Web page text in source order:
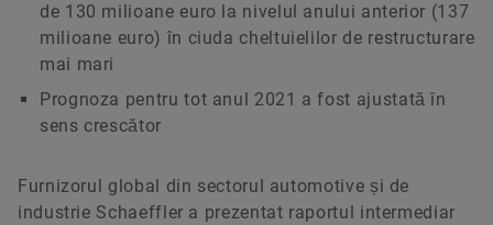
de 130 milioane euro la nivelul anului anterior (137
milioane euro) în ciuda cheltuielilor de restructurare
mai mari
Prognoza pentru tot anul 2021 a fost ajustată în
sens crescător
Furnizorul global din sectorul automotive și de
industrie Schaeffler a prezentat raportul intermediar